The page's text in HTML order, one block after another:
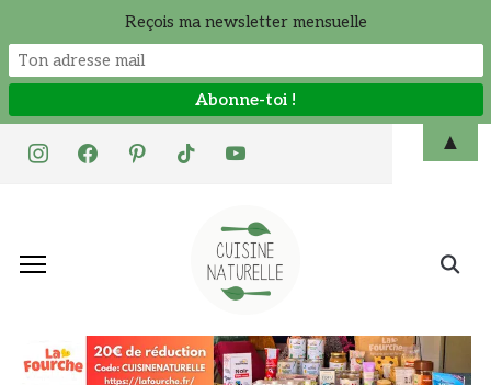
instagramfacebookpinteresttiktok youtube
Search
Reçois ma newsletter mensuelle
▲